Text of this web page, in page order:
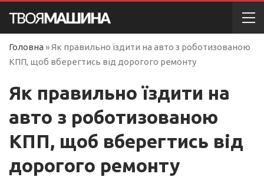
Головна »Як правильно їздити на авто з роботизованою
КПП, щоб вберегтись від дорогого ремонту
Як правильно їздити на
авто з роботизованою
КПП, щоб вберегтись від
дорогого ремонту